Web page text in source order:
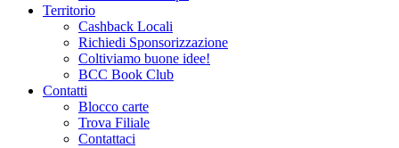
Territorio
Cashback Locali
Richiedi Sponsorizzazione
Coltiviamo buone idee!
BCC Book Club
Contatti
Blocco carte
Trova Filiale
Contattaci